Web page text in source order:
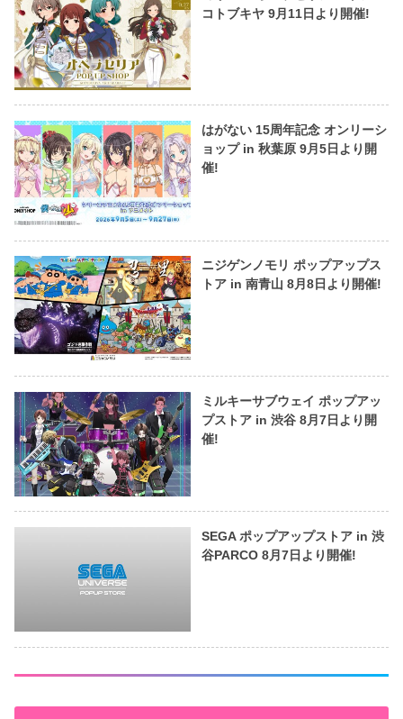
コトブキヤ 9月11日より開催!
はがない 15周年記念 オンリーシ
ョップ in 秋葉原 9月5日より開
催!
ニジゲンノモリ ポップアップス
トア in 南青山 8月8日より開催!
ミルキーサブウェイ ポップアッ
プストア in 渋谷 8月7日より開
催!
SEGA ポップアップストア in 渋
谷PARCO 8月7日より開催!